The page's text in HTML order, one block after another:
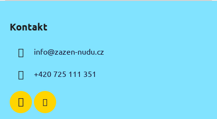
Kontakt
info@zazen-nudu.cz
+420 725 111 351